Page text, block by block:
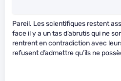
Pareil. Les scientifiques restent
face il y a un tas d’abrutis qui ne
rentrent en contradiction avec
refusent d’admettre qu’ils ne